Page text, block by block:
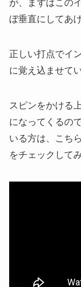
が、まずはこの
ぼ垂直にしてあ
正しい打点でイ
に覚え込ませて
スピンをかける
になってくるの
いる方は、こち
をチェックして